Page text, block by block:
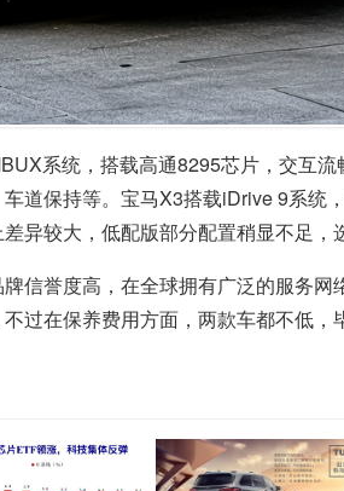
系统，搭载高通8295芯片，交互
道保持等。宝马X3搭载iDrive 9系统
异较大，低配版部分配置稍显不足，
信誉度高，在全球拥有广泛的服务网
过在保养费用方面，两款车都不低，